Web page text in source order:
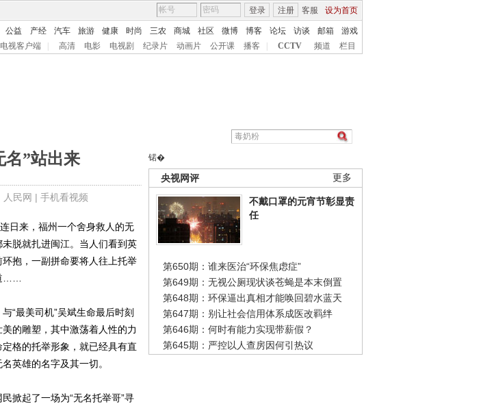
客服 设为首页
登录 注册
公益 产经 汽车 旅游 健康 时尚 三农 商城 社区 微博 博客 论坛 访谈 邮箱
游戏
视客户端 高清 电影 电视剧 纪录片 动画片 公开课 播客 CCTV 频道 栏目
名”站出来
民网 | 手机看视频
锘�
更多
央视网评
不戴口罩的元宵节彰显责
任
第650期：谁来医治“环保焦虑症”
第649期：无视公厕现状谈苍蝇是本末倒置
第648期：环保逼出真相才能唤回碧水蓝天
第647期：别让社会信用体系成医改羁绊
第646期：何时有能力实现带薪假？
第645期：严控以人查房因何引热议
日来，福州一个舍身救人的无
脱就扎进闽江。当人们看到英
抱，一副拼命要将人往上托举
……
最美司机”吴斌生命最后时刻
的雕塑，其中激荡着人性的力
格的托举形象，就已经具有直
英雄的名字及其一切。
掀起了一场为“无名托举哥”寻